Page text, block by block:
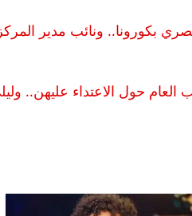
بإصابة 616 ألف مصري بكورونا..
العام حول الاعتداء عليهن..